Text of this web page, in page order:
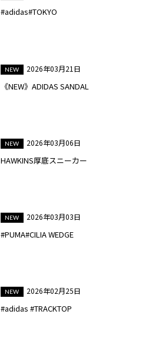
#adidas#TOKYO
2026年03月21日
《NEW》ADIDAS SANDAL
2026年03月06日
HAWKINS厚底スニーカー
2026年03月03日
#PUMA#CILIA WEDGE
2026年02月25日
#adidas #TRACKTOP